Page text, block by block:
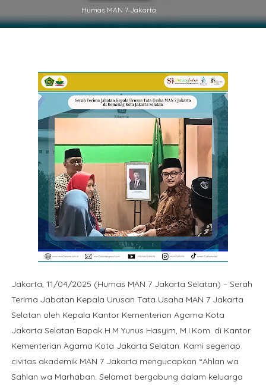
Humas MAN 7 Jakarta
Jakarta, 11/04/2025 (Humas MAN 7 Jakarta Selatan) – Serah
Terima Jabatan Kepala Urusan Tata Usaha MAN 7 Jakarta
Selatan oleh Kepala Kantor Kementerian Agama Kota
Jakarta Selatan Bapak H.M Yunus Hasyim, M.I.Kom. di Kantor
Kementerian Agama Kota Jakarta Selatan. Kami segenap
civitas akademik MAN 7 Jakarta mengucapkan “Ahlan wa
Sahlan wa Marhaban. Selamat bergabung dalam keluarga